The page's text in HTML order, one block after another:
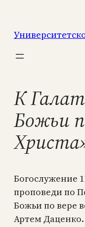
содержимому
К
Божьи
Богослужение
проповеди по
Божьи по вере
Артем Даценко.